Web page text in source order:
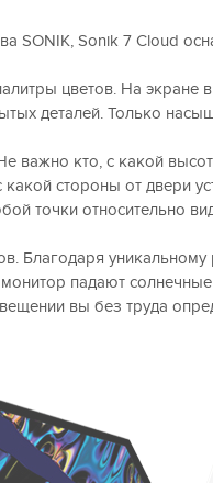
SONIK, Sonik 7 Cloud
цветов. На
деталей. Только
важно кто, с какой
стороны от двери
точки относительно
Благодаря
падают
вы без труда